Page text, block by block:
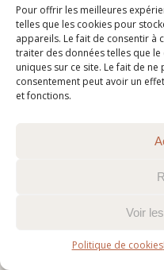
Pour offrir les meilleures
telles que les cookies pour
appareils. Le fait de consentir à
traiter des données telles que
uniques sur ce site. Le fait de
consentement peut avoir un
et fonctions.
Voir
Politique de cookies